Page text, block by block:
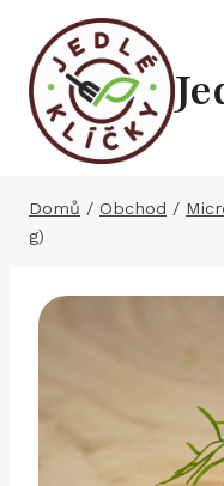
Přeskočit
obsah
Domů / Obchod /
g)